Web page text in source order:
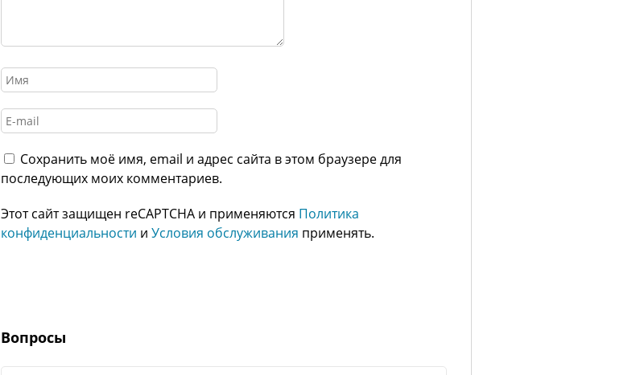
Сохранить моё имя, email и адрес сайта в этом браузере для
последующих моих комментариев.
Этот сайт защищен reCAPTCHA и применяются Политика
конфиденциальности и Условия обслуживания применять.
Вопросы